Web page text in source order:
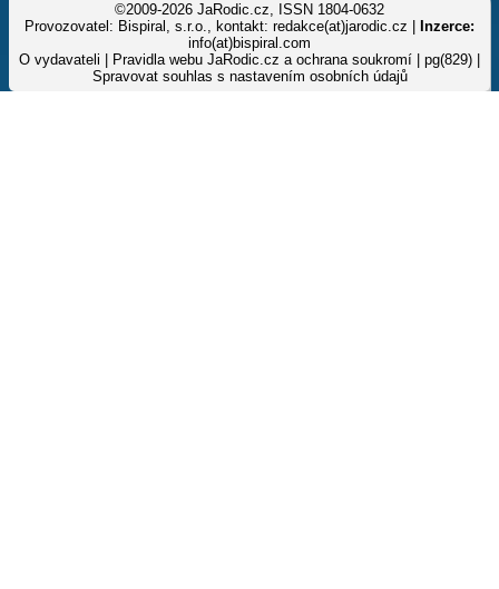
©2009-2026 JaRodic.cz, ISSN 1804-0632
Provozovatel: Bispiral, s.r.o., kontakt: redakce(at)jarodic.cz |
Inzerce:
info(at)bispiral.com
O vydavateli
Pravidla webu JaRodic.cz a ochrana soukromí | pg(829) |
Spravovat souhlas s nastavením osobních údajů